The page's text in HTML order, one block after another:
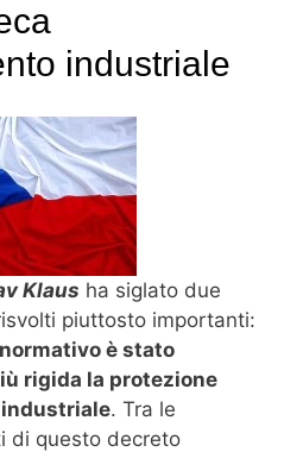
industriale
Klaus ha siglato due
piuttosto importanti:
è stato
rigida la protezione
industriale. Tra le
di questo decreto